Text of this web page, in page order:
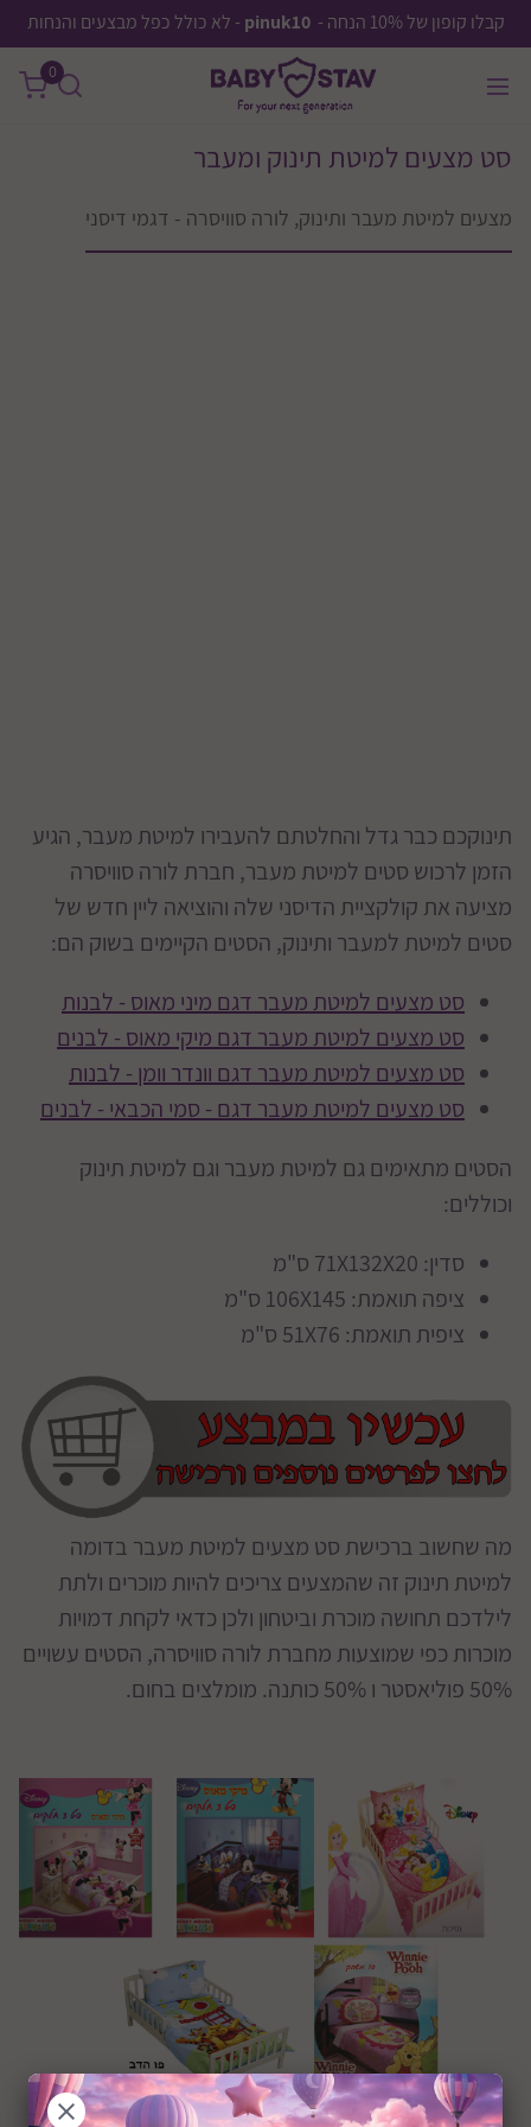
קבלו קופון של 10% הנחה - pinuk10 - לא כולל כפל מבצעים והנחות
0
סט מצעים למיטת תינוק ומעבר
מצעים למיטת מעבר ותינוק, לורה סוויסרה - דגמי דיסני
תינוקכם כבר גדל והחלטתם להעבירו למיטת מעבר, הגיע
הזמן לרכוש סטים למיטת מעבר, חברת לורה סוויסרה
מציעה את קולקציית הדיסני שלה והוציאה ליין חדש של
סטים למיטת למעבר ותינוק, הסטים הקיימים בשוק הם:
סט מצעים למיטת מעבר דגם מיני מאוס - לבנות
סט מצעים למיטת מעבר דגם מיקי מאוס - לבנים
סט מצעים למיטת מעבר דגם וונדר וומן - לבנות
סט מצעים למיטת מעבר דגם - סמי הכבאי - לבנים
הסטים מתאימים גם למיטת מעבר וגם למיטת תינוק
וכוללים:
סדין: 71X132X20 ס"מ
ציפה תואמת: 106X145 ס"מ
ציפית תואמת: 51X76 ס"מ
מה שחשוב ברכישת סט מצעים למיטת מעבר בדומה
למיטת תינוק זה שהמצעים צריכים להיות מוכרים ולתת
לילדכם תחושה מוכרת וביטחון ולכן כדאי לקחת דמויות
מוכרות כפי שמוצעות מחברת לורה סוויסרה, הסטים עשויים
50% פוליאסטר ו 50% כותנה. מומלצים בחום.